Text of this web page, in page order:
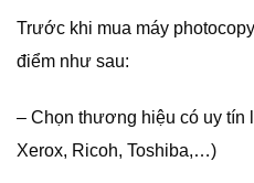
Trước khi mua máy
điểm như sau:
– Chọn thương hiệu có uy tín
Xerox, Ricoh, Toshiba,…)